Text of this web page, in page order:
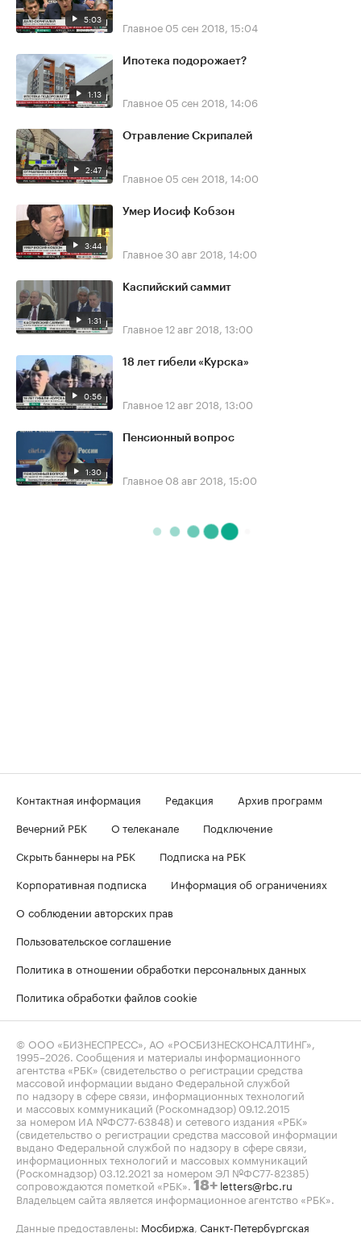
5:03 Главное 05 сен 2018, 15:04
1:13
Ипотека подорожает?
Главное 05 сен 2018, 14:06
2:47
Отравление Скрипалей
Главное 05 сен 2018, 14:00
3:44
Умер Иосиф Кобзон
Главное30 авг 2018, 14:00
1:31
Каспийский саммит
Главное12 авг 2018, 13:00
0:56
18 лет гибели «Курска»
Главное12 авг 2018, 13:00
1:30
Пенсионный вопрос
Главное 08 авг 2018, 15:00
Контактная информация Редакция
Архив программ
Вечерний РБК
О телеканале
Подключение
Скрыть баннеры на РБК
Подписка на РБК
Корпоративная подписка
Информация об ограничениях
О соблюдении авторских прав
Пользовательское соглашение
Политика в отношении обработки персональных данных
Политика обработки файлов cookie
© ООО «БИЗНЕСПРЕСС», АО «РОСБИЗНЕСКОНСАЛТИНГ»,
1995–2026 . Сообщения и материалы информационного
агентства «РБК» (свидетельство о регистрации средства
массовой информации выдано Федеральной службой
по надзору в сфере связи, информационных технологий
и массовых коммуникаций (Роскомнадзор) 09.12.2015
за номером ИА №ФС77-63848) и сетевого издания «РБК»
(свидетельство о регистрации средства массовой информации
выдано Федеральной службой по надзору в сфере связи,
информационных технологий и массовых коммуникаций
(Роскомнадзор) 03.12.2021 за номером ЭЛ №ФС77-82385)
сопровождаются пометкой «РБК». 18+ letters@rbc.ru
Владельцем сайта является информационное агентство «РБК».
Данные предоставлены: Мосбиржа Санкт-Петербургская